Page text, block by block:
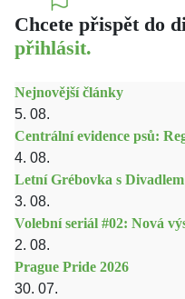
Chcete přispět do
přihlásit.
Nejnovější články
5. 08.
Centrální evidence psů:
4. 08.
Letní Grébovka s
3. 08.
Volební seriál #02: Nová
2. 08.
Prague Pride 2026
30. 07.